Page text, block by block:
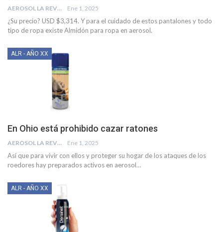
AEROSOL LA REVISTA Ene 1, 2025
¿Su precio? USD $3,314. Y para el cuidado de estos pantalones y todo
tipo de ropa existe Almidón para ropa en aerosol.
ALR - AÑO XX
En Ohio está prohibido cazar ratones
AEROSOL LA REVISTA Ene 1, 2025
Así que para vivir con ellos y proteger su hogar de los ataques de los
roedores hay preparados activos en aerosol…
ALR - AÑO XX